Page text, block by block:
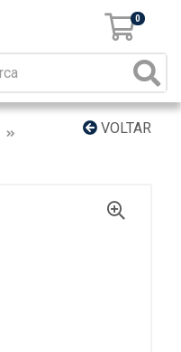
0
VOLTAR